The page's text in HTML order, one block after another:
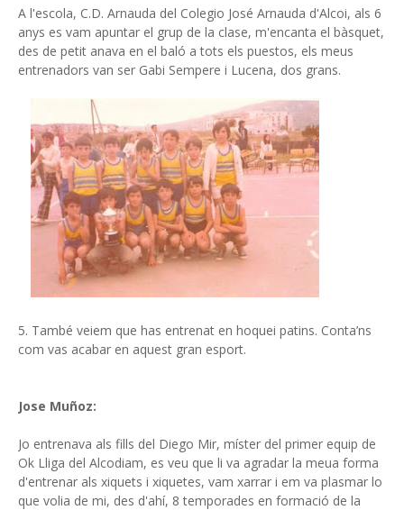
A l'escola, C.D. Arnauda del Colegio José Arnauda d'Alcoi, als 6
anys es vam apuntar el grup de la clase, m'encanta el bàsquet,
des de petit anava en el baló a tots els puestos, els meus
entrenadors van ser Gabi Sempere i Lucena, dos grans.
5. També veiem que has entrenat en hoquei patins. Conta’ns
com vas acabar en aquest gran esport.
Jose Muñoz:
Jo entrenava als fills del Diego Mir, míster del primer equip de
Ok Lliga del Alcodiam, es veu que li va agradar la meua forma
d'entrenar als xiquets i xiquetes, vam xarrar i em va plasmar lo
que volia de mi, des d'ahí, 8 temporades en formació de la